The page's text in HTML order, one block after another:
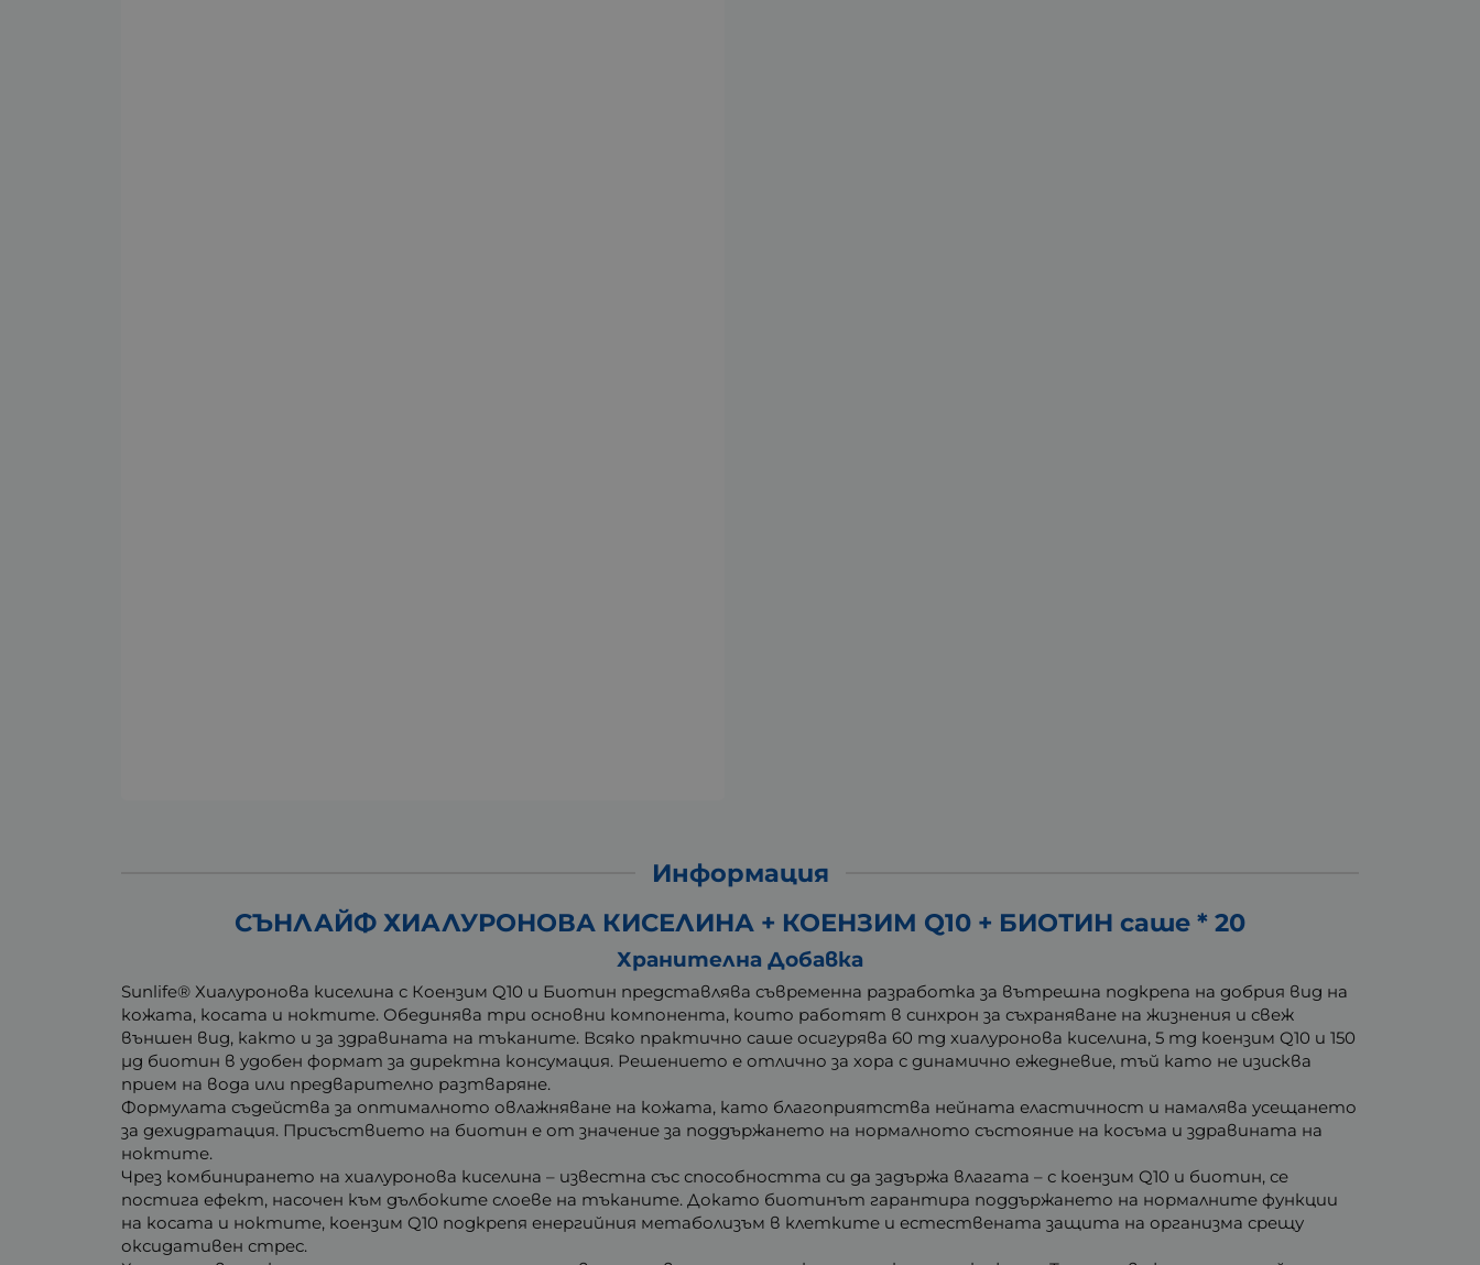
Информация
СЪНЛАЙФ ХИАЛУРОНОВА КИСЕЛИНА + КОЕНЗИМ Q10 + БИОТИН саше * 20
Хранителна Добавка
Sunlife® Хиалуронова киселина с Коензим Q10 и Биотин представлява съвременна разработка за вътрешна подкрепа на добрия вид на
кожата, косата и ноктите. Обединява три основни компонента, които работят в синхрон за съхраняване на жизнения и свеж
външен вид, както и за здравината на тъканите. Всяко практично саше осигурява 60 mg хиалуронова киселина, 5 mg коензим Q10 и 150
µg биотин в удобен формат за директна консумация. Решението е отлично за хора с динамично ежедневие, тъй като не изисква
прием на вода или предварително разтваряне.
Формулата съдейства за оптималното овлажняване на кожата, като благоприятства нейната еластичност и намалява усещането
за дехидратация. Присъствието на биотин е от значение за поддържането на нормалното състояние на косъма и здравината на
ноктите.
Чрез комбинирането на хиалуронова киселина – известна със способността си да задържа влагата – с коензим Q10 и биотин, се
постига ефект, насочен към дълбоките слоеве на тъканите. Докато биотинът гарантира поддържането на нормалните функции
на косата и ноктите, коензим Q10 подкрепя енергийния метаболизъм в клетките и естествената защита на организма срещу
оксидативен стрес.